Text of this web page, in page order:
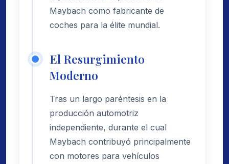
Maybach como fabricante de
coches para la élite mundial.
El Resurgimiento
Moderno
Tras un largo paréntesis en la
producción automotriz
independiente, durante el cual
Maybach contribuyó principalmente
con motores para vehículos